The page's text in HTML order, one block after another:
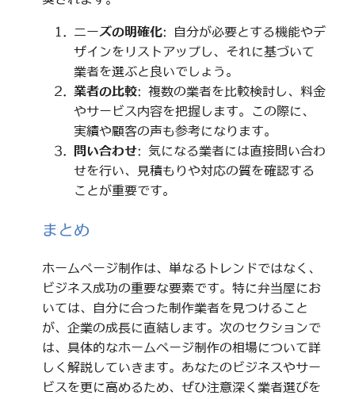
ニーズの明確化: 自分が必要とする機能やデ
ザインをリストアップし、それに基づいて
業者を選ぶと良いでしょう。
業者の比較: 複数の業者を比較検討し、料金
やサービス内容を把握します。この際に、
実績や顧客の声も参考になります。
問い合わせ: 気になる業者には直接問い合わ
せを行い、見積もりや対応の質を確認する
ことが重要です。
まとめ
ホームページ制作は、単なるトレンドではなく、
ビジネス成功の重要な要素です。特に弁当屋にお
いては、自分に合った制作業者を見つけること
が、企業の成長に直結します。次のセクションで
は、具体的なホームページ制作の相場について詳
しく解説していきます。あなたのビジネスやサー
ビスを更に高めるため、ぜひ注意深く業者選びを